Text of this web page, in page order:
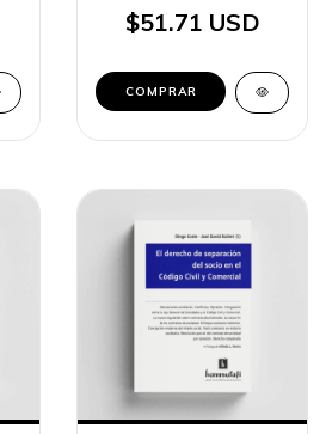
$51.71 USD
COMPRAR